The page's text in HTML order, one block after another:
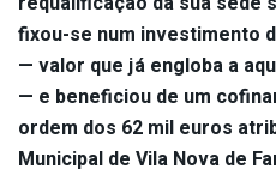
fixou-se num investimento
— valor que já engloba a
— e beneficiou de um
ordem dos 62 mil euros
Municipal de Vila Nova de